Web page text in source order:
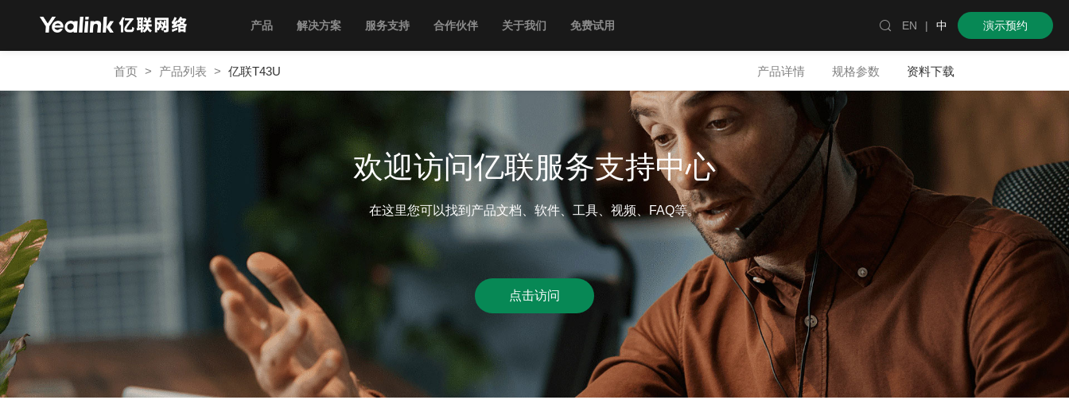
产品 解决方案 服务支持 合作伙伴 关于我们 免费试用  EN | 中 演示预约
首页 > 产品列表 > 亿联T43U 产品详情 规格参数 资料下载
欢迎访问亿联服务支持中心
在这里您可以找到产品文档、软件、工具、视频、FAQ等。
点击访问